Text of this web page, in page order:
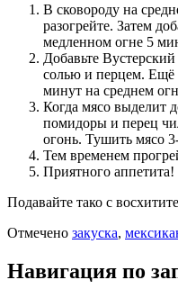
В сковороду на
разогрейте. Затем
медленном огне 5
Добавьте
солью и перцем. Ещё
минут на среднем
Когда мясо выделит
помидоры и перец
огонь. Тушить мясо
Тем временем
Приятного аппетита!
Подавайте тако с
Отмечено закуска,
Навигация по